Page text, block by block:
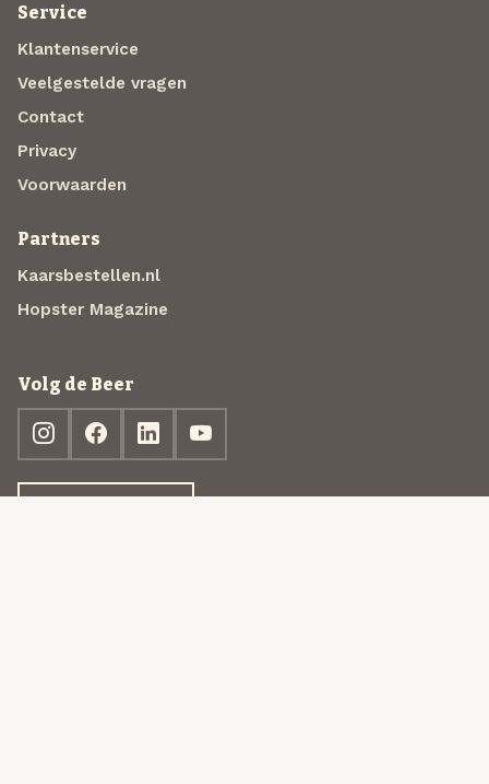
Service
Klantenservice
Veelgestelde vragen
Contact
Privacy
Voorwaarden
Partners
Kaarsbestellen.nl
Hopster Magazine
Volg de Beer